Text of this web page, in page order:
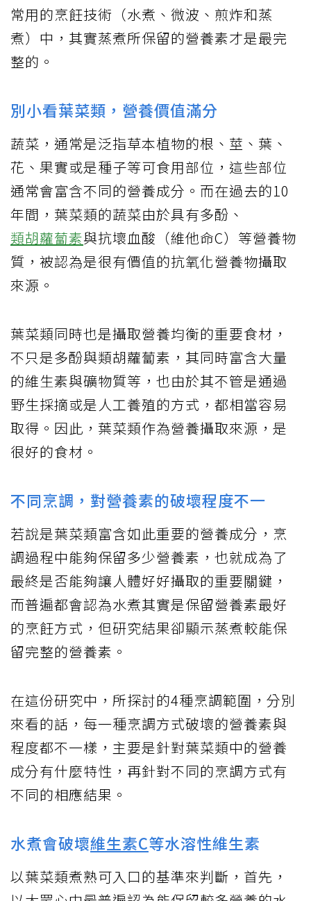
常用的烹飪技術（水煮、微波、煎炸和蒸
煮）中，其實蒸煮所保留的營養素才是最完
整的。
別小看葉菜類，營養價值滿分
蔬菜，通常是泛指草本植物的根、莖、葉、
花、果實或是種子等可食用部位，這些部位
通常會富含不同的營養成分。而在過去的10
年間，葉菜類的蔬菜由於具有多酚、
類胡蘿蔔素與抗壞血酸（維他命C）等營養物
質，被認為是很有價值的抗氧化營養物攝取
來源。
葉菜類同時也是攝取營養均衡的重要食材，
不只是多酚與類胡蘿蔔素，其同時富含大量
的維生素與礦物質等，也由於其不管是通過
野生採摘或是人工養殖的方式，都相當容易
取得。因此，葉菜類作為營養攝取來源，是
很好的食材。
不同烹調，對營養素的破壞程度不一
若說是葉菜類富含如此重要的營養成分，烹
調過程中能夠保留多少營養素，也就成為了
最終是否能夠讓人體好好攝取的重要關鍵，
而普遍都會認為水煮其實是保留營養素最好
的烹飪方式，但研究結果卻顯示蒸煮較能保
留完整的營養素。
在這份研究中，所探討的4種烹調範圍，分別
來看的話，每一種烹調方式破壞的營養素與
程度都不一樣，主要是針對葉菜類中的營養
成分有什麼特性，再針對不同的烹調方式有
不同的相應結果。
水煮會破壞維生素C等水溶性維生素
以葉菜類煮熟可入口的基準來判斷，首先，